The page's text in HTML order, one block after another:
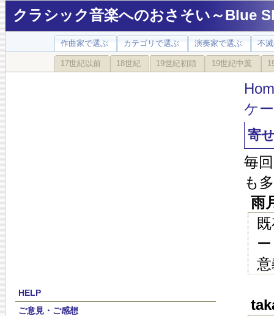
クラシック音楽へのおさそい～Blue
作曲家で選ぶ カテゴリで選ぶ 演奏家で選ぶ 不
17世紀以前 18世紀 19世紀初頭 19世紀中葉
HELP
ご意見・ご感想
ケ
寄
毎
も
雨